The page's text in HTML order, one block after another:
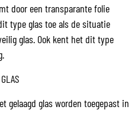
door een transparante folie
type glas toe als de situatie
glas. Ook kent het dit type
gelaagd glas worden toegepast in